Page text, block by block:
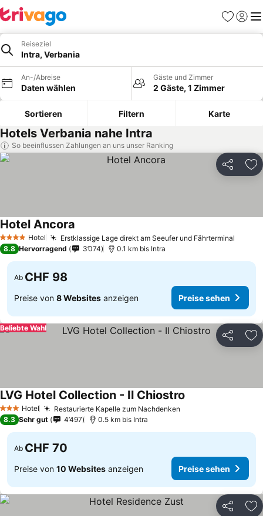
Favoriten
Reiseziel
Intra, Verbania
An-/Abreise
Daten wählen
Gäste und Zimmer
2 Gäste, 1 Zimmer
Sortieren Filtern Karte
Hotels Verbania nahe Intra
So beeinflussen Zahlungen an uns unser Ranking
Teilen
4 Sterne Hotel Erstklassige Lage direkt am Seeufer und Fährterminal
Hotel Ancora
8.8 Hervorragend 3’074 0.1 km bis Intra
Ab CHF 98
Preise von 8 Websites anzeigen Preise sehen
Teilen
Beliebte Wahl
3 SterneHotel Restaurierte Kapelle zum Nachdenken
LVG Hotel Collection - Il Chiostro
8.3 Sehr gut 4’497 0.5 km bis Intra
Ab CHF 70
Preise von 10 Websites anzeigen Preise sehen
Teilen